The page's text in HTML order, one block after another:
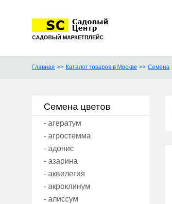
САДОВЫЙ МАРКЕТПЛЕЙС
Главная Каталог товаров в Москве Семена
Семена цветов
- агератум
- агростемма
- адонис
- азарина
- аквилегия
- акроклинум
- алиссум